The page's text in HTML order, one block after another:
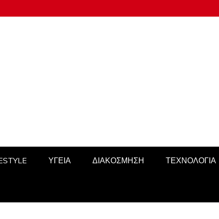
ΥΓΕΙΑ ΔΙΑΚΟΣΜΗΣΗ ΤΕΧΝΟΛΟΓΙΑ